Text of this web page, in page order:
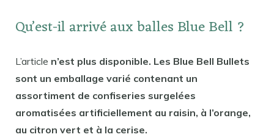
Qu’est-il arrivé aux balles Blue Bell ?
L’article n’est plus disponible. Les Blue Bell Bullets
sont un emballage varié contenant un
assortiment de confiseries surgelées
aromatisées artificiellement au raisin, à l’orange,
au citron vert et à la cerise.